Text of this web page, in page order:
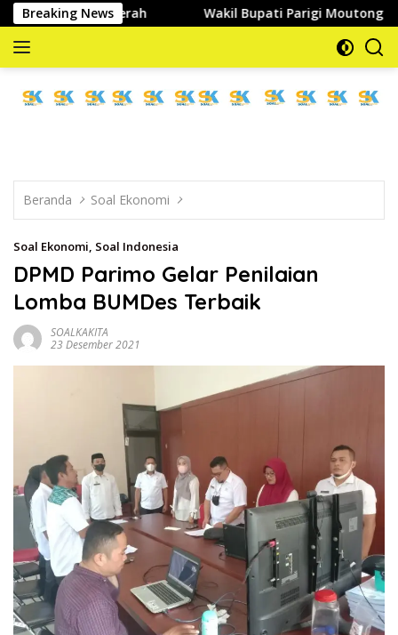
Langsung
ke
konten
Breaking News
Daerah Wakil Bupati Parigi Moutong Terima
mengabarkan
Beranda Soal Ekonomi
Soal Ekonomi, Soal Indonesia
DPMD Parimo Gelar Penilaian
Lomba BUMDes Terbaik
SOALKAKITA
23 Desember 2021